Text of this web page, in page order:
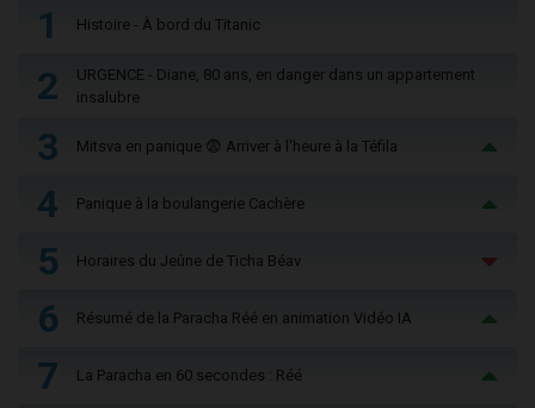
1 Histoire - À bord du Titanic
2
URGENCE - Diane, 80 ans, en danger dans un appartement
insalubre
3 Mitsva en panique 😨 Arriver à l'heure à la Téfila
4 Panique à la boulangerie Cachère
5 Horaires du Jeûne de Ticha Béav
6 Résumé de la Paracha Réé en animation Vidéo IA
7 La Paracha en 60 secondes : Réé